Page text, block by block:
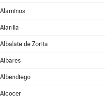
Alaminos
Alarilla
Albalate de Zorita
Albares
Albendiego
Alcocer